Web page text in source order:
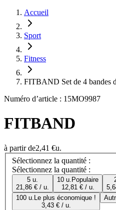
Accueil
Sport
Fitness
FITBAND Set de 4 bandes
Numéro d’article : 15MO9987
FITBAND
à partir de2,41 €u.
Sélectionnez la quantité :
Sélectionnez la quantité :
5 u.
21,86 € / u.
10 u. Populaire
12,81 € / u.
100 u. Le plus économique !
3,43 € / u.